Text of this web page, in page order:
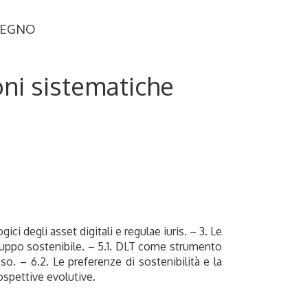
sistematiche
degli asset digitali e regulae iuris. – 3. Le
sostenibile. – 5.1. DLT come strumento
– 6.2. Le preferenze di sostenibilità e la
evolutive.